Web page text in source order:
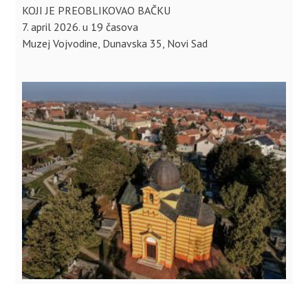
KOJI JE PREOBLIKOVAO BAČKU
7. april 2026. u 19 časova
Muzej Vojvodine, Dunavska 35, Novi Sad